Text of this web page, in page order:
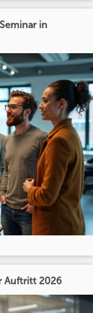
in
Auftritt 2026